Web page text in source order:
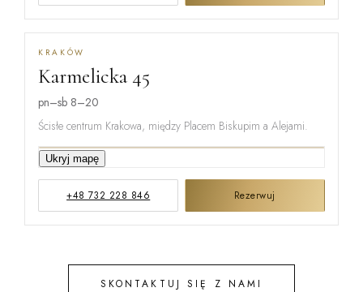
KRAKÓW
Karmelicka 45
pn–sb 8–20
Ścisłe centrum Krakowa, między Placem Biskupim a Alejami.
KARMELICKA
Ukryj mapę
+48 732 228 846 Rezerwuj
SKONTAKTUJ SIĘ Z NAMI